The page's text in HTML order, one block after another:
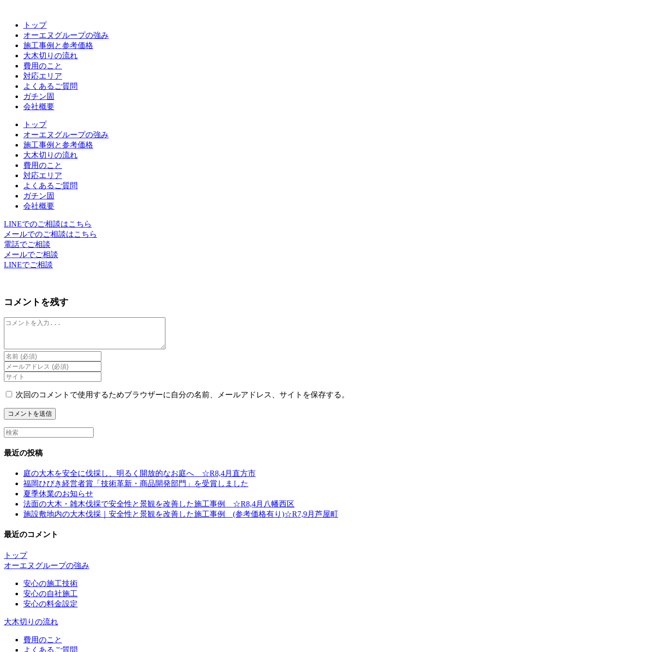
トップ
オーエヌグループの強み
施工事例と参考価格
大木切りの流れ
費用のこと
対応エリア
よくあるご質問
ガチン固
会社概要
トップ
オーエヌグループの強み
施工事例と参考価格
大木切りの流れ
費用のこと
対応エリア
よくあるご質問
ガチン固
会社概要
LINEでのご相談はこちら
メールでのご相談はこちら
電話でご相談
メールでご相談
LINEでご相談
コメントを残す
コ
ト
Enter
your
name
or
username
to
comment
Enter
your
email
address
to
comment
Enter
your
website
(optional)
次回のコメントで使用するためブラウザーに自分の名前、メールアドレス、サイトを保存する。
Search
this
website
最近の投稿
庭の大木を安全に伐採し、明るく開放的なお庭へ ☆R8,4月直方市
福岡ひびき経営者賞「技術革新・商品開発部門」を受賞しました
夏季休業のお知らせ
法面の大木・雑木伐採で安全性と景観を改善した施工事例 ☆R8,4月八幡西区
施設敷地内の大木伐採｜安全性と景観を改善した施工事例 (参考価格有り)☆R7,9月芦屋町
最近のコメント
トップ
オーエヌグループの強み
安心の施工技術
安心の自社施工
安心の料金設定
大木切りの流れ
費用のこと
よくあるご質問